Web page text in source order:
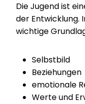
Die Jugend ist
der Entwicklung.
wichtige
Selbstbild
Beziehungen
emotionale
Werte und